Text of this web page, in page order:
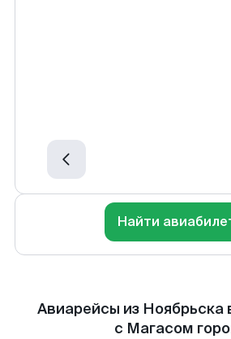
Найти
Авиарейсы из
с Магасом